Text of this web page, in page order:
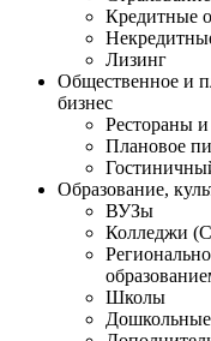
Кредитные
Лизинг
Общественное и
бизнес
Рестораны
Плановое
Образование,
ВУЗы
Колледжи
Школы